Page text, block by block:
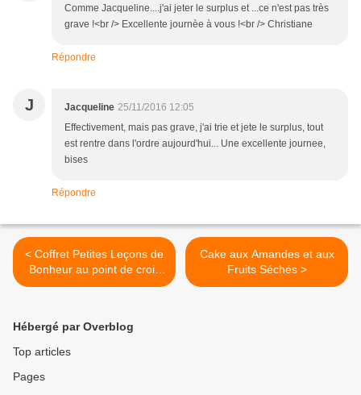
Comme Jacqueline....j'ai jeter le surplus et ...ce n'est pas très
grave !<br /> Excellente journèe à vous !<br /> Christiane
Répondre
J Jacqueline 25/11/2016 12:05
Effectivement, mais pas grave, j'ai trie et jete le surplus, tout
est rentre dans l'ordre aujourd'hui... Une excellente journee,
bises
Répondre
< Coffret Petites Leçons de
Bonheur au point de croix
35 idées positives à broder
Cake aux Amandes et aux
Fruits Séchés >
Hébergé par Overblog
Top articles
Pages